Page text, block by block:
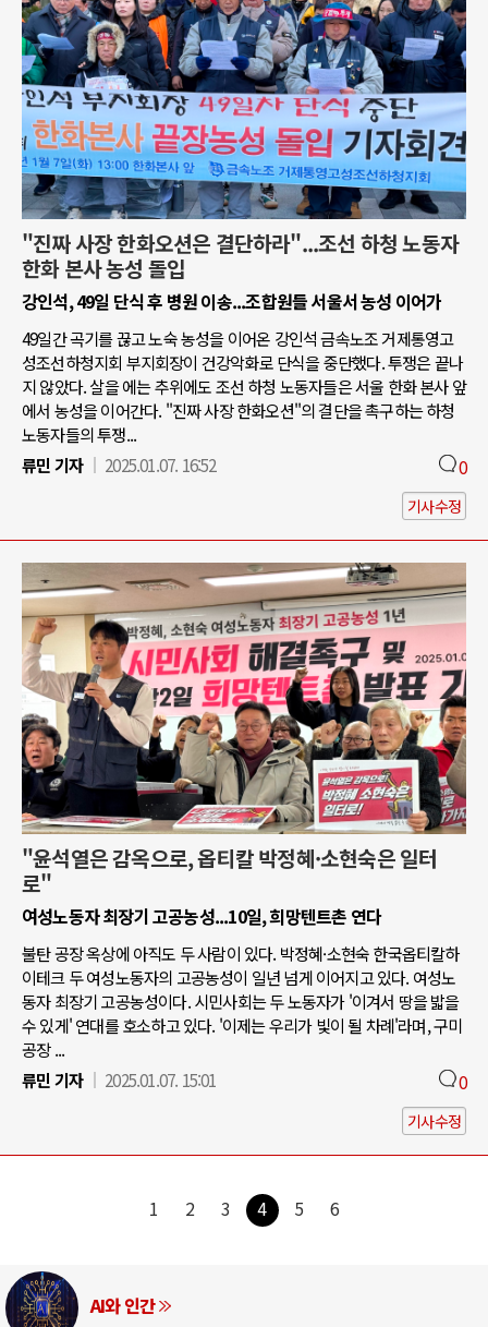
"진짜 사장 한화오션은 결단하라"...조선 하청 노동자
한화 본사 농성 돌입
강인석, 49일 단식 후 병원 이송...조합원들 서울서 농성 이어가
49일간 곡기를 끊고 노숙 농성을 이어온 강인석 금속노조 거제통영고
성조선하청지회 부지회장이 건강악화로 단식을 중단했다. 투쟁은 끝나
지 않았다. 살을 에는 추위에도 조선 하청 노동자들은 서울 한화 본사 앞
에서 농성을 이어간다. "진짜 사장 한화오션"의 결단을 촉구하는 하청
노동자들의 투쟁...
류민 기자
2025.01.07. 16:52 0
기사수정
"윤석열은 감옥으로, 옵티칼 박정혜·소현숙은 일터
로"
여성노동자 최장기 고공농성...10일, 희망텐트촌 연다
불탄 공장 옥상에 아직도 두 사람이 있다. 박정혜·소현숙 한국옵티칼하
이테크 두 여성노동자의 고공농성이 일년 넘게 이어지고 있다. 여성노
동자 최장기 고공농성이다. 시민사회는 두 노동자가 '이겨서 땅을 밟을
수 있게' 연대를 호소하고 있다. '이제는 우리가 빛이 될 차례'라며, 구미
공장 ...
류민 기자
2025.01.07. 15:01 0
기사수정
1 2 3 4 5 6
AI와 인간